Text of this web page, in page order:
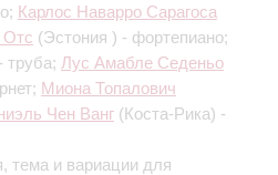
Карлос Наварро Сарагоса
Отс (Эстония ) - фортепиано;
труба; Лус Амабле Седеньо
Миона Топалович
Чен Ванг (Коста-Рика) -
тема и вариации для